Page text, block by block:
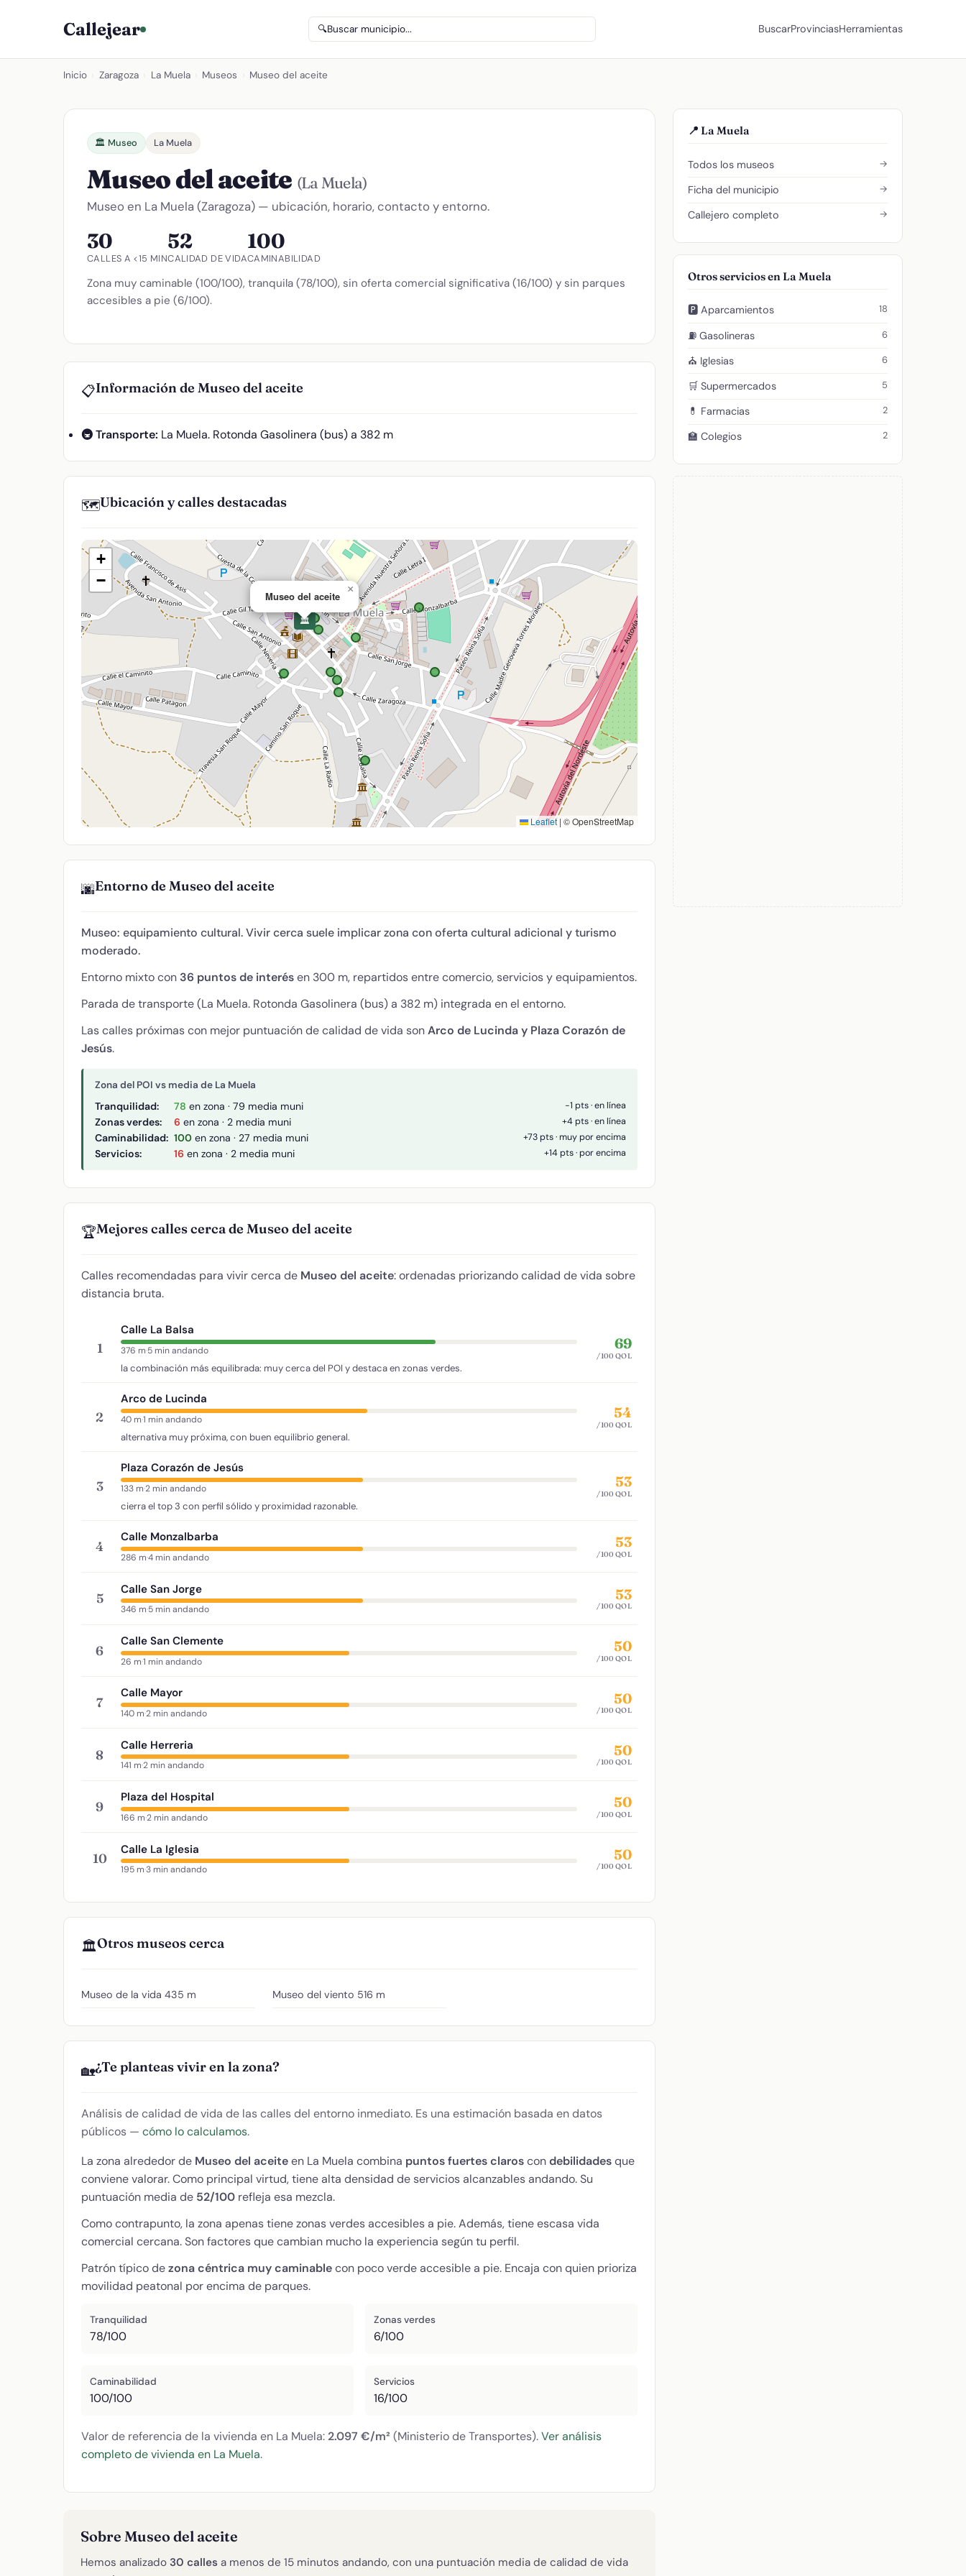
Callejear 🔍Buscar municipio... BuscarProvinciasHerramientas
Inicio Zaragoza La Muela Museos Museo del aceite
🏛️ Museo La Muela
Museo del aceite (La Muela)
Museo en La Muela (Zaragoza) — ubicación, horario, contacto y entorno.
30
CALLES A <15 MIN
52
CALIDAD DE VIDA
100
CAMINABILIDAD
Zona muy caminable (100/100), tranquila (78/100), sin oferta comercial significativa (16/100) y sin parques
accesibles a pie (6/100).
📋Información de Museo del aceite
🚇 Transporte: La Muela. Rotonda Gasolinera (bus) a 382 m
🗺️Ubicación y calles destacadas
🏛️
Museo del aceite
×
+
−
Leaflet | © OpenStreetMap
🌆Entorno de Museo del aceite
Museo: equipamiento cultural. Vivir cerca suele implicar zona con oferta cultural adicional y turismo
moderado.
Entorno mixto con 36 puntos de interésen 300 m, repartidos entre comercio, servicios y equipamientos.
Parada de transporte (La Muela. Rotonda Gasolinera (bus) a 382 m) integrada en el entorno.
Las calles próximas con mejor puntuación de calidad de vida sonArco de Lucinda y Plaza Corazón de
Jesús.
Zona del POI vs media de La Muela
Tranquilidad: 78 en zona · 79 media muni -1 pts · en línea
Zonas verdes: 6 en zona · 2 media muni +4 pts · en línea
Caminabilidad: 100 en zona · 27 media muni +73 pts · muy por encima
Servicios: 16 en zona · 2 media muni +14 pts · por encima
🏆Mejores calles cerca de Museo del aceite
Calles recomendadas para vivir cerca de Museo del aceite: ordenadas priorizando calidad de vida sobre
distancia bruta.
1
Calle La Balsa
376 m·5 min andando
la combinación más equilibrada: muy cerca del POI y destaca en zonas verdes.
69
/100 QOL
2
Arco de Lucinda
40 m·1 min andando
alternativa muy próxima, con buen equilibrio general.
54
/100 QOL
3
Plaza Corazón de Jesús
133 m·2 min andando
cierra el top 3 con perfil sólido y proximidad razonable.
53
/100 QOL
4
Calle Monzalbarba
286 m·4 min andando
53
/100 QOL
5
Calle San Jorge
346 m·5 min andando
53
/100 QOL
6
Calle San Clemente
26 m·1 min andando
50
/100 QOL
7
Calle Mayor
140 m·2 min andando
50
/100 QOL
8
Calle Herreria
141 m·2 min andando
50
/100 QOL
9
Plaza del Hospital
166 m·2 min andando
50
/100 QOL
10
Calle La Iglesia
195 m·3 min andando
50
/100 QOL
🏛️Otros museos cerca
Museo de la vida 435 m Museo del viento 516 m
🏡¿Te planteas vivir en la zona?
Análisis de calidad de vida de las calles del entorno inmediato. Es una estimación basada en datos
públicos — cómo lo calculamos.
La zona alrededor de Museo del aceiteen La Muela combina puntos fuertes claroscondebilidadesque
conviene valorar. Como principal virtud, tiene alta densidad de servicios alcanzables andando. Su
puntuación media de 52/100 refleja esa mezcla.
Como contrapunto, la zona apenas tiene zonas verdes accesibles a pie. Además, tiene escasa vida
comercial cercana. Son factores que cambian mucho la experiencia según tu perfil.
Patrón típico dezona céntrica muy caminablecon poco verde accesible a pie. Encaja con quien prioriza
movilidad peatonal por encima de parques.
Tranquilidad
78/100
Zonas verdes
6/100
Caminabilidad
100/100
Servicios
16/100
Valor de referencia de la vivienda en La Muela: 2.097 €/m² (Ministerio de Transportes).Ver análisis
completo de vivienda en La Muela.
Sobre Museo del aceite
Hemos analizado 30 calles a menos de 15 minutos andando, con una puntuación media de calidad de vida
📍 La Muela
Todos los museos →
Ficha del municipio →
Callejero completo →
Otros servicios en La Muela
🅿️ Aparcamientos 18
⛽ Gasolineras 6
⛪ Iglesias 6
🛒 Supermercados 5
💊 Farmacias 2
🏫 Colegios 2